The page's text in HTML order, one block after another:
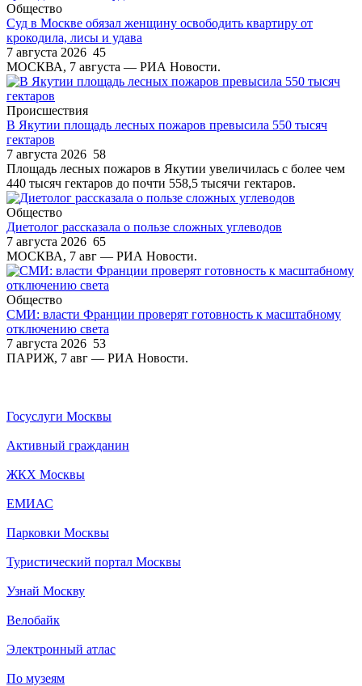
Общество
Суд в Москве обязал женщину освободить квартиру от
крокодила, лисы и удава
7 августа 2026 45
МОСКВА, 7 августа — РИА Новости.
Происшествия
В Якутии площадь лесных пожаров превысила 550 тысяч
гектаров
7 августа 2026 58
Площадь лесных пожаров в Якутии увеличилась с более чем
440 тысяч гектаров до почти 558,5 тысячи гектаров.
Общество
Диетолог рассказала о пользе сложных углеводов
7 августа 2026 65
МОСКВА, 7 авг — РИА Новости.
Общество
СМИ: власти Франции проверят готовность к масштабному
отключению света
7 августа 2026 53
ПАРИЖ, 7 авг — РИА Новости.
Госуслуги Москвы
Активный гражданин
ЖКХ Москвы
ЕМИАС
Парковки Москвы
Туристический портал Москвы
Узнай Москву
Велобайк
Электронный атлас
По музеям